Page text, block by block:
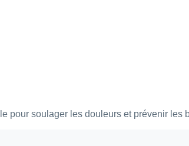
pour soulager les douleurs et prévenir les